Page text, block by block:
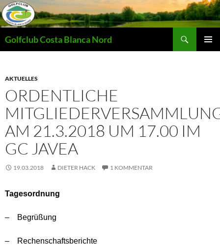
Zum
Inhalt
springen
Golfclub Costa Blanca Nord
AKTUELLES
ORDENTLICHE
AM 21.3.2018 UM 17.00 IM
GC JAVEA
19.03.2018 DIETER HACK 1 KOMMENTAR
Tagesordnung
– Begrüßung
– Rechenschaftsberichte